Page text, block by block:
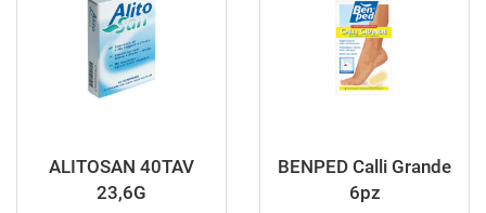
ALITOSAN 40TAV
23,6G
BENPED Calli Grande
6pz